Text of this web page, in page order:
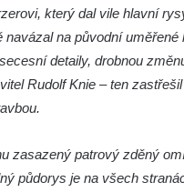
10 ve Chřibské
školy v Lužci nad Vltavou
11 v Hrobčicích
Bílina-Kyselka
mincovna v Jáchymově
Franze Preidla v České
který dal vile hlavní
navázal na původní
detaily, drobnou
Rudolf Knie – ten
zasazený patrový zděný
půdorys je na všech